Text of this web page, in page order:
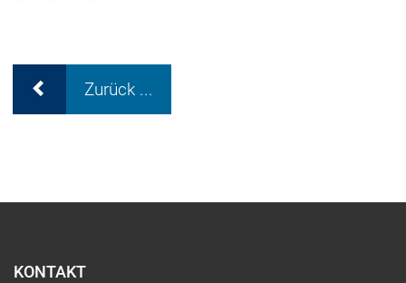
Zurück ...
KONTAKT